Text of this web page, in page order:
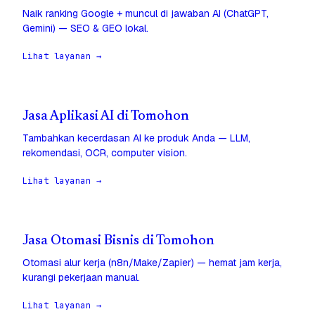
Naik ranking Google + muncul di jawaban AI (ChatGPT,
Gemini) — SEO & GEO lokal.
Lihat layanan →
Jasa Aplikasi AI di Tomohon
Tambahkan kecerdasan AI ke produk Anda — LLM,
rekomendasi, OCR, computer vision.
Lihat layanan →
Jasa Otomasi Bisnis di Tomohon
Otomasi alur kerja (n8n/Make/Zapier) — hemat jam kerja,
kurangi pekerjaan manual.
Lihat layanan →